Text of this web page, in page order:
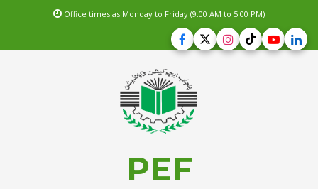
Office times as Monday to Friday (9.00 AM to 5.00 PM)
PEF